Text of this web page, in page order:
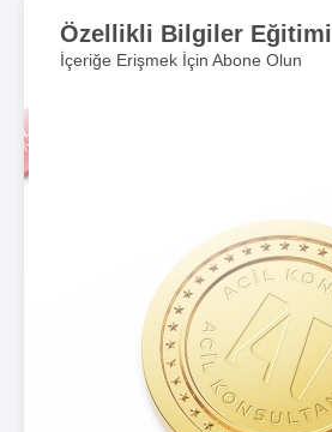
Özellikli Bilgiler Eğitimi
İçeriğe Erişmek İçin Abone Olun